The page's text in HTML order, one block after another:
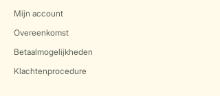
Mijn account
Overeenkomst
Betaalmogelijkheden
Klachtenprocedure